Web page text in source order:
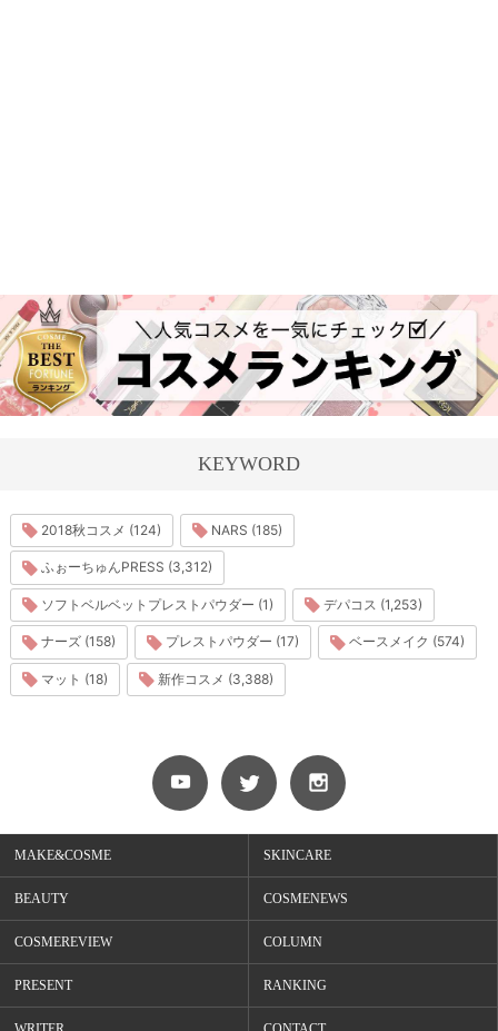
KEYWORD
2018秋コスメ (124) NARS (185)
ふぉーちゅんPRESS (3,312)
ソフトベルベットプレストパウダー (1) デパコス (1,253)
ナーズ (158) プレストパウダー (17) ベースメイク (574)
マット (18) 新作コスメ (3,388)
MAKE&COSME SKINCARE
BEAUTY COSMENEWS
COSMEREVIEW COLUMN
PRESENT RANKING